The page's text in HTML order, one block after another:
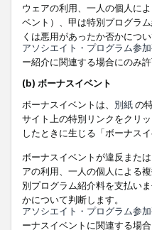
ウェアの利用、一人の個人に
ベント）、甲は特別プログラ
くは悪用があったか否かについ
アソシエイト・プログラム参
ー紹介に関連する場合にのみ
(b) ボーナスイベント
ボーナスイベントは、 別紙の
サイト上の特別リンクをクリ
したときに生じる「ボーナス
ボーナスイベントが違反また
アの利用、一人の個人による
別プログラム紹介料を支払い
かについて判断します。
アソシエイト・プログラム参
ーナスイベントに関連する場